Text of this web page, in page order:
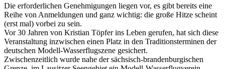
Die erforderlichen Genehmigungen liegen vor, es gibt bereits eine
Reihe von Anmeldungen und ganz wichtig: die große Hitze scheint
(erst mal) vorbei zu sein.
Vor 30 Jahren von Kristian Töpfer ins Leben gerufen, hat sich diese
Veranstaltung inzwischen einen Platz in den Traditionsterminen der
deutschen Modell-Wasserflugszene gesichert.
Zwischenzeitlich wurde nahe der sächsisch-brandenburgischen